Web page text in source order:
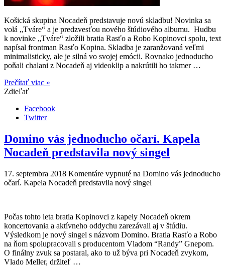
Košická skupina Nocadeň predstavuje novú skladbu! Novinka sa
volá „Tváre“ a je predzvesťou nového štúdiového albumu. Hudbu
k novinke „Tváre“ zložili bratia Rasťo a Robo Kopinovci spolu, text
napísal frontman Rasťo Kopina. Skladba je zaranžovaná veľmi
minimalisticky, ale je silná vo svojej emócii. Rovnako jednoducho
poňali chalani z Nocadeň aj videoklip a nakrútili ho takmer …
Prečítať viac »
Zdieľať
Facebook
Twitter
Domino vás jednoducho očarí. Kapela
Nocadeň predstavila nový singel
17. septembra 2018 Komentáre vypnuté na Domino vás jednoducho
očarí. Kapela Nocadeň predstavila nový singel
Počas tohto leta bratia Kopinovci z kapely Nocadeň okrem
koncertovania a aktívneho oddychu zarezávali aj v štúdiu.
Výsledkom je nový singel s názvom Domino. Bratia Rasťo a Robo
na ňom spolupracovali s producentom Vladom “Randy” Gnepom.
O finálny zvuk sa postaral, ako to už býva pri Nocadeň zvykom,
Vlado Meller, držiteľ …